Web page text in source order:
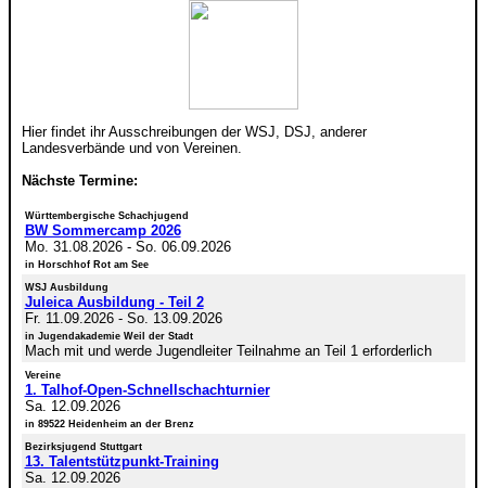
Hier findet ihr Ausschreibungen der WSJ, DSJ, anderer
Landesverbände und von Vereinen.
Nächste Termine:
Württembergische Schachjugend
BW Sommercamp 2026
Mo. 31.08.2026- So. 06.09.2026
in Horschhof Rot am See
WSJ Ausbildung
Juleica Ausbildung - Teil 2
Fr. 11.09.2026- So. 13.09.2026
in Jugendakademie Weil der Stadt
Mach mit und werde Jugendleiter Teilnahme an Teil 1 erforderlich
Vereine
1. Talhof-Open-Schnellschachturnier
Sa. 12.09.2026
in 89522 Heidenheim an der Brenz
Bezirksjugend Stuttgart
13. Talentstützpunkt-Training
Sa. 12.09.2026